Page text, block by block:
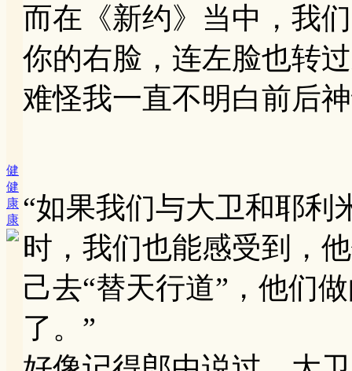
健
健
康
康
而在《新约》当中，我
你的右脸，连左脸也转
难怪我一直不明白前后
“如果我们与大卫和耶利
时，我们也能感受到，
己去“替天行道”，他们
了。”